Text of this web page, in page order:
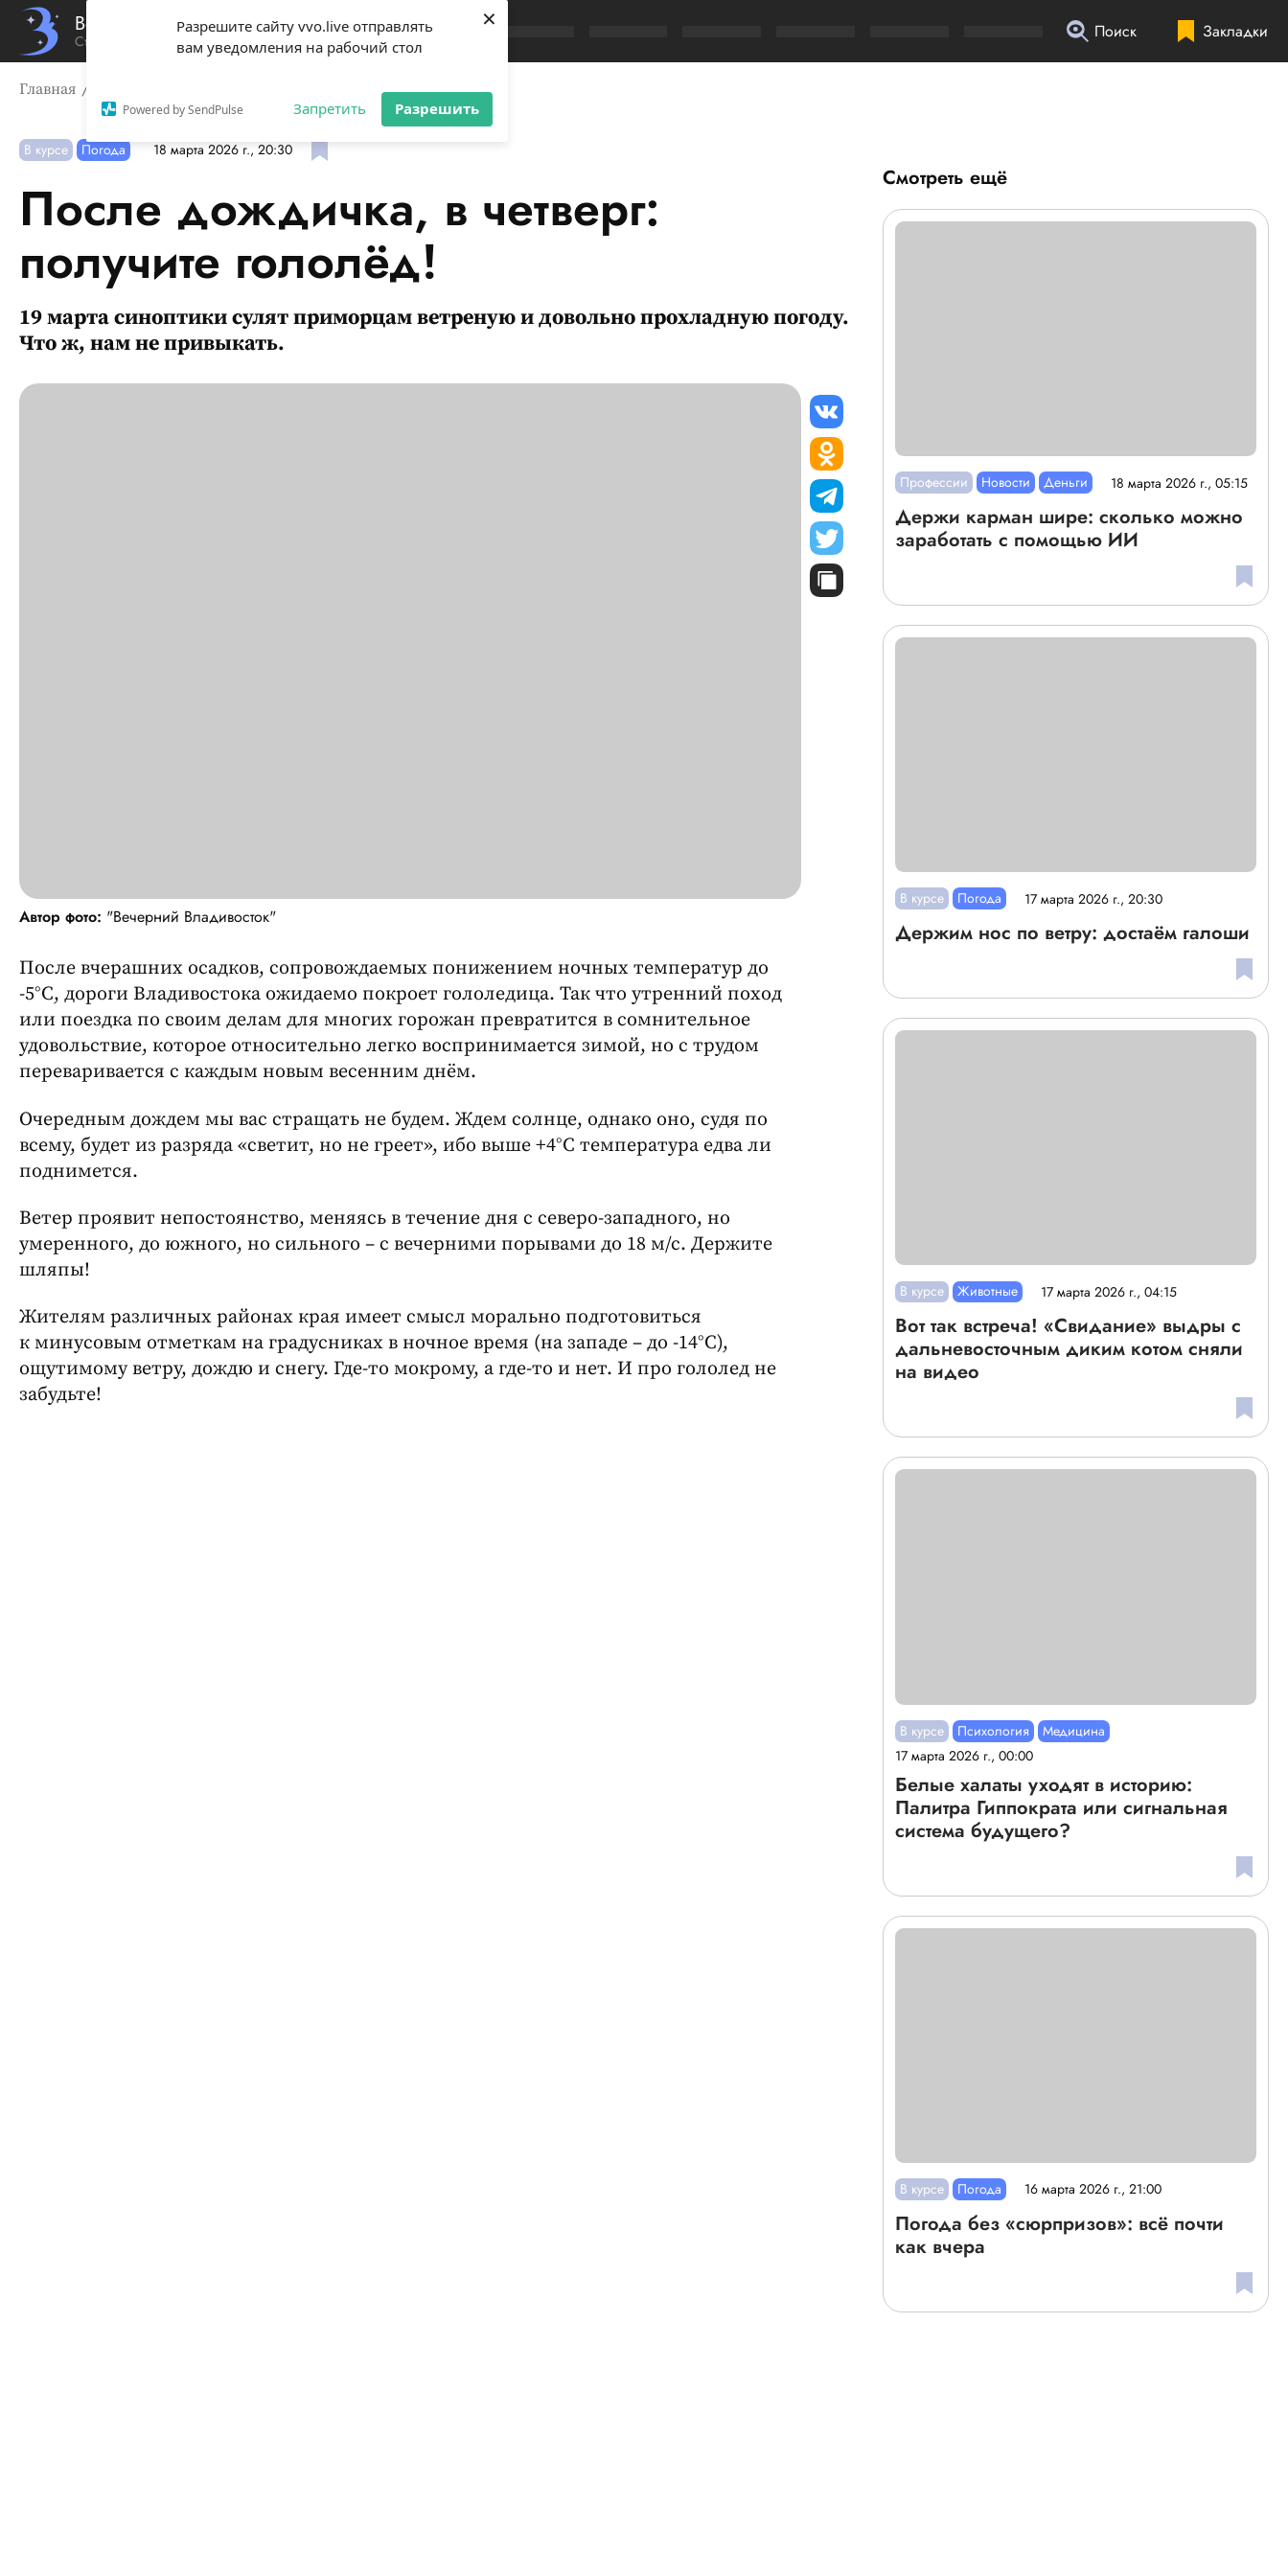
Разрешите сайту vvo.live отправлять
вам уведомления на рабочий стол
Powered by SendPulse Запретить Разрешить
×
Вечерний Владивосток
Стиль жизни твоего города Закладки
Поиск
Главная После дождичка, в четверг: получите гололёд!
В курсе Погода 18 марта 2026 г., 20:30
После дождичка, в четверг:
получите гололёд!
19 марта синоптики сулят приморцам ветреную и довольно прохладную погоду.
Что ж, нам не привыкать.
Автор фото: "Вечерний Владивосток"
После вчерашних осадков, сопровождаемых понижением ночных температур до
-5°C, дороги Владивостока ожидаемо покроет гололедица. Так что утренний поход
или поездка по своим делам для многих горожан превратится в сомнительное
удовольствие, которое относительно легко воспринимается зимой, но с трудом
переваривается с каждым новым весенним днём.
Очередным дождем мы вас стращать не будем. Ждем солнце, однако оно, судя по
всему, будет из разряда «светит, но не греет», ибо выше +4°C температура едва ли
поднимется.
Ветер проявит непостоянство, меняясь в течение дня с северо-западного, но
умеренного, до южного, но сильного – с вечерними порывами до 18 м/с. Держите
шляпы!
Жителям различных районах края имеет смысл морально подготовиться
к минусовым отметкам на градусниках в ночное время (на западе – до -14°C),
ощутимому ветру, дождю и снегу. Где-то мокрому, а где-то и нет. И про гололед не
забудьте!
Смотреть ещё
Профессии Новости Деньги 18 марта 2026 г., 05:15
Держи карман шире: сколько можно
заработать с помощью ИИ
В курсе Погода 17 марта 2026 г., 20:30
Держим нос по ветру: достаём галоши
В курсе Животные 17 марта 2026 г., 04:15
Вот так встреча! «Свидание» выдры с
дальневосточным диким котом сняли
на видео
В курсе Психология
Медицина
17 марта 2026 г., 00:00
Белые халаты уходят в историю:
Палитра Гиппократа или сигнальная
система будущего?
В курсе Погода 16 марта 2026 г., 21:00
Погода без «сюрпризов»: всё почти
как вчера